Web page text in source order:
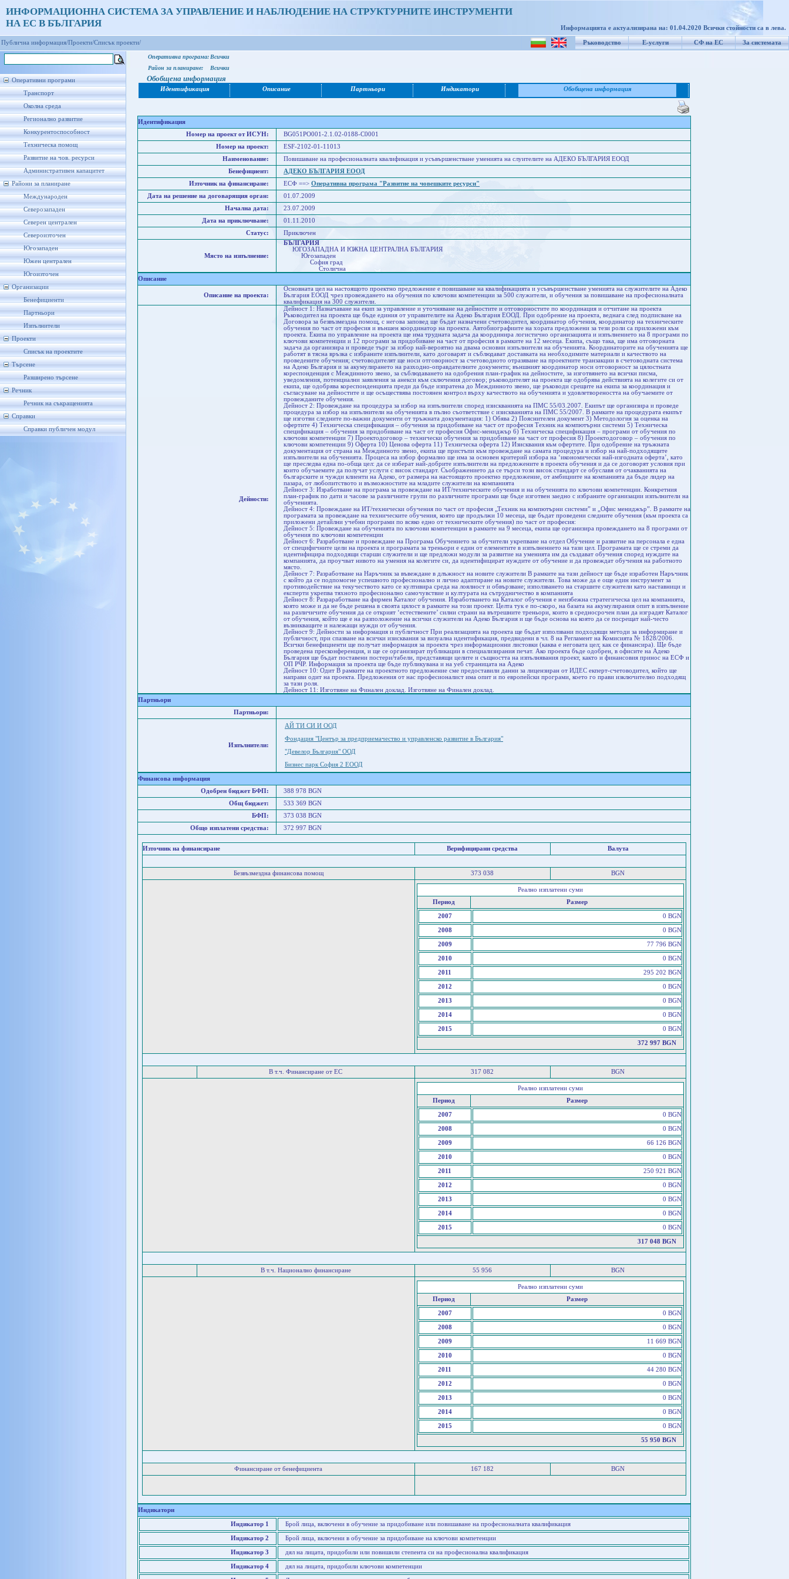
ИНФОРМАЦИОННА СИСТЕМА ЗА УПРАВЛЕНИЕ И НАБЛЮДЕНИЕ НА СТРУКТУРНИТЕ ИНСТРУМЕНТИ
НА ЕС В БЪЛГАРИЯ
Информацията е актуализирана на: 01.04.2020 Всички стойности са в лева.
Ръководство Е-услуги СФ на ЕС За системата
Публична информация/Проекти/Списък проекти/
Оперативни програми
Транспорт
Околна среда
Регионално развитие
Конкурентоспособност
Техническа помощ
Развитие на чов. ресурси
Административен капацитет
Райони за планиране
Международен
Северозападен
Северен централен
Североизточен
Югозападен
Южен централен
Югоизточен
Организации
Бенефициенти
Партньори
Изпълнители
Проекти
Списък на проектите
Търсене
Разширено търсене
Речник
Речник на съкращенията
Справки
Справки публичен модул
Оперативна програма: Всички
Район за планиране:
Всички
Обобщена информация
Идентификация Описание Партньори Индикатори Обобщена информация
Идентификация
Номер на проект от ИСУН:
BG051PO001-2.1.02-0188-C0001
Номер на проект:
ESF-2102-01-11013
Наименование:
Повишаване на професионалната квалификация и усъвършенстване уменията на слуителите на АДЕКО БЪЛГАРИЯ ЕООД
Бенефициент:
АДЕКО БЪЛГАРИЯ ЕООД
Източник на финансиране:
ЕСФ ==> Оперативна програма "Развитие на човешките ресурси"
Дата на решение на договарящия орган:
01.07.2009
Начална дата:
23.07.2009
Дата на приключване:
01.11.2010
Статус:
Приключен
Място на изпълнение:
БЪЛГАРИЯ
ЮГОЗАПАДНА И ЮЖНА ЦЕНТРАЛНА БЪЛГАРИЯ
Югозападен
София град
Столична
Описание
Описание на проекта:
Основната цел на настоящото проектно предложение е повишаване на квалификацията и усъвършенстване уменията на служителите на Адеко
България ЕООД чрез провеждането на обучения по ключови компетенции за 500 служители, и обучения за повишаване на професионалната
квалификация на 300 служители.
Дейности:
Дейност 1: Назначаване на екип за управление и уточняване на дейностите и отговорностите по координация и отчитане на проекта
Ръководител на проекта ще бъде единия от управителите на Адеко България ЕООД. При одобрение на проекта, веднага след подписване на
Договора за безвъзмездна помощ, с негова заповед ще бъдат назначени счетоводител, координатор обучения, координатор на техническите
обучения по част от професия и външен координатор на проекта. Автобиографиите на хората предложени за тези роли са приложени към
проекта. Екипа по управление на проекта ще има трудната задача да координира логистично организацията и изпълнението на 8 програми по
ключови компетенции и 12 програми за придобиване на част от професия в рамките на 12 месеца. Екипа, също така, ще има отговорната
задача да организира и проведе търг за избор най-вероятно на двама основни изпълнители на обученията. Координаторите на обученията ще
работят в тясна връзка с избраните изпълнители, като договарят и съблюдават доставката на необходимите материали и качеството на
проведените обучения; счетоводителят ще носи отговорност за счетоводното отразяване на проектните транзакции в счетоводната система
на Адеко България и за акумулирането на разходно-оправдателните документи; външният координатор носи отговорност за цялостната
кореспонденция с Междинното звено, за съблюдаването на одобрения план-график на дейностите, за изготвянето на всички писма,
уведомления, потенциални заявления за анекси към сключения договор; ръководителят на проекта ще одобрява действията на колегите си от
екипа, ще одобрява кореспонденцията преди да бъде изпратена до Междинното звено, ще ръководи срещите на екипа за координация и
съгласуване на дейностите и ще осъществява постоянен контрол върху качеството на обученията и удовлетвореността на обучаемите от
провежданите обучения.
Дейност 2: Провеждане на процедура за избор на изпълнители според изискванията на ПМС 55/03.2007. Екипът ще организира и проведе
процедура за избор на изпълнители на обученията в пълно съответствие с изискванията на ПМС 55/2007. В рамките на процедурата екипът
ще изготви следните по-важни документи от тръжната документация: 1) Обява 2) Пояснителен документ 3) Методология за оценка на
офертите 4) Техническа спецификация – обучения за придобиване на част от професия Техник на компютърни системи 5) Техническа
спецификация – обучения за придобиване на част от професия Офис-мениджър 6) Техническа спецификация – програми от обучения по
ключови компетенции 7) Проектодоговор – технически обучения за придобиване на част от професия 8) Проектодоговор – обучения по
ключови компетенции 9) Оферта 10) Ценова оферта 11) Техническа оферта 12) Изисквания към офертите. При одобрение на тръжната
документация от страна на Междинното звено, екипа ще пристъпи към провеждане на самата процедура и избор на най-подходящите
изпълнители на обученията. Процеса на избор формално ще има за основен критерий избора на ‘икономически най-изгодната оферта’, като
ще преследва една по-обща цел: да се изберат най-добрите изпълнители на предложените в проекта обучения и да се договорят условия при
които обучаемите да получат услуги с висок стандарт. Съображението да се търси този висок стандарт се обуславя от очакванията на
българските и чужди клиенти на Адеко, от размера на настоящото проектно предложение, от амбициите на компанията да бъде лидер на
пазара, от любопитството и възможностите на младите служители на компанията
Дейност 3: Изработване на програма за провеждане на ИТ/техническите обучения и на обученията по ключови компетенции. Конкретния
план-график по дати и часове за различните групи по различните програми ще бъде изготвен заедно с избраните организации изпълнители на
обученията.
Дейност 4: Провеждане на ИТ/технически обучения по част от професия „Техник на компютърни системи” и „Офис мениджър”. В рамките на
програмата за провеждане на техническите обучения, която ще продължи 10 месеца, ще бъдат проведени следните обучения (към проекта са
приложени детайлни учебни програми по всяко едно от техническите обучения) по част от професия:
Дейност 5: Провеждане на обученията по ключови компетенции в рамките на 9 месеца, екипа ще организира провеждането на 8 програми от
обучения по ключови компетенции
Дейност 6: Разработване и провеждане на Програма Обучението за обучители укрепване на отдел Обучение и развитие на персонала е една
от специфичните цели на проекта и програмата за треньори е един от елементите в изпълнението на тази цел. Програмата ще се стреми да
идентифицира подходящи старши служители и ще предложи модули за развитие на уменията им да създават обучения според нуждите на
компанията, да проучват нивото на умения на колегите си, да идентифицират нуждите от обучение и да провеждат обучения на работното
място.
Дейност 7: Разработване на Наръчник за въвеждане в длъжност на новите служители В рамките на тази дейност ще бъде изработен Наръчник
с който да се подпомогне успешното професионално и лично адаптиране на новите служители. Това може да е още един инструмент за
противодействие на текучеството като се култивира среда на лоялност и обвързване; използването на старшите служители като наставници и
експерти укрепва тяхното професионално самочувствие и културата на сътрудничество в компанията
Дейност 8: Разраработване на фирмен Каталог обучения. Изработването на Каталог обучения е неизбежна стратегическа цел на компанията,
която може и да не бъде решена в своята цялост в рамките на този проект. Целта тук е по-скоро, на базата на акумулирания опит в изпълнение
на различнчите обучения да се открият ‘естествените’ силни страни на вътрешните треньори, които в средносрочен план да изградят Каталог
от обучения, който ще е на разположение на всички служители на Адеко България и ще бъде основа на която да се посрещат най-често
възникващите и належащи нужди от обучения.
Дейност 9: Дейности за информация и публичност При реализацията на проекта ще бъдат използвани подходящи методи за информиране и
публичност, при спазване на всички изисквания за визуална идентификация, предвидени в чл. 8 на Регламент на Комисията № 1828/2006.
Всички бенефициенти ще получат информация за проекта чрез информационни листовки (каква е неговата цел; как се финансира). Ще бъде
проведена пресконференция, и ще се организират публикации в специализирания печат. Ако проекта бъде одобрен, в офисите на Адеко
България ще бъдат поставени постери/табели, представящи целите и същността на изпълнявания проект, както и финансовия принос на ЕСФ и
ОП РЧР. Информация за проекта ще бъде публикувана и на уеб страницата на Адеко
Дейност 10: Одит В рамките на проектното предложение сме предоставили данни за лицензиран от ИДЕС екперт-счетоводител, който ще
направи одит на проекта. Предложения от нас професионалист има опит и по европейски програми, което го прави изключително подходящ
за тази роля.
Дейност 11: Изготвяне на Финален доклад. Изготвяне на Финален доклад.
Партньори
Партньори:
Изпълнители:
AЙ ТИ СИ И ООД
Фондация "Център за предприемачество и управленско развитие в България"
"Девелор България" ООД
Бизнес парк София 2 ЕООД
Финансова информация
Одобрен бюджет БФП:
388 978 BGN
Общ бюджет:
533 369 BGN
БФП:
373 038 BGN
Общо изплатени средства:
372 997 BGN
Източник на финансиране Верифицирани средства Валута
Безвъзмездна финансова помощ 373 038 BGN
Реално изплатени суми
Период
Размер
2007 0 BGN
2008 0 BGN
2009 77 796 BGN
2010 0 BGN
2011 295 202 BGN
2012 0 BGN
2013 0 BGN
2014 0 BGN
2015 0 BGN
372 997 BGN
В т.ч. Финансиране от ЕС 317 082 BGN
Реално изплатени суми
Период
Размер
2007 0 BGN
2008 0 BGN
2009 66 126 BGN
2010 0 BGN
2011 250 921 BGN
2012 0 BGN
2013 0 BGN
2014 0 BGN
2015 0 BGN
317 048 BGN
В т.ч. Национално финансиране 55 956 BGN
Реално изплатени суми
Период
Размер
2007 0 BGN
2008 0 BGN
2009 11 669 BGN
2010 0 BGN
2011 44 280 BGN
2012 0 BGN
2013 0 BGN
2014 0 BGN
2015 0 BGN
55 950 BGN
Финансиране от бенефициента 167 182 BGN
Индикатори
Индикатор 1 Брой лица, включени в обучение за придобиване или повишаване на професионалната квалификация
Индикатор 2 Брой лица, включени в обучение за придобиване на ключови компетенции
Индикатор 3 дял на лицата, придобили или повишили степента си на професионална квалификация
Индикатор 4 дял на лицата, придобили ключови компетенции